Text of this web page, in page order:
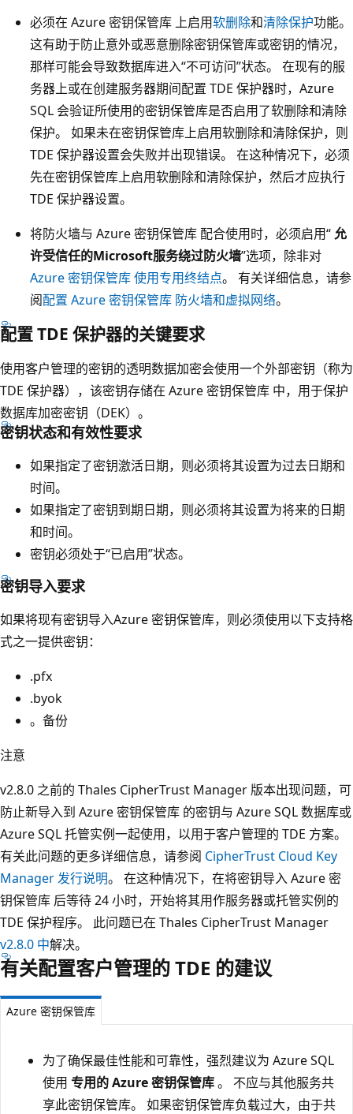
必须在 Azure 密钥保管库 上启用软删除和清除保护功能。
这有助于防止意外或恶意删除密钥保管库或密钥的情况，
那样可能会导致数据库进入“不可访问”状态。
在现有的服
务器上或在创建服务器期间配置 TDE 保护器时，Azure
SQL 会验证所使用的密钥保管库是否启用了软删除和清除
保护。 如果未在密钥保管库上启用软删除和清除保护，则
TDE 保护器设置会失败并出现错误。 在这种情况下，必须
先在密钥保管库上启用软删除和清除保护，然后才应执行
TDE 保护器设置。
将防火墙与 Azure 密钥保管库 配合使用时，必须启用“ 允
许受信任的Microsoft服务绕过防火墙”选项，除非对
Azure 密钥保管库 使用专用终结点。 有关详细信息，请参
阅配置 Azure 密钥保管库 防火墙和虚拟网络。
配置 TDE 保护器的关键要求
使用客户管理的密钥的透明数据加密会使用一个外部密钥（称为
TDE 保护器），该密钥存储在 Azure 密钥保管库 中，用于保护
数据库加密密钥（DEK）。
密钥状态和有效性要求
如果指定了密钥激活日期，则必须将其设置为过去日期和
时间。
如果指定了密钥到期日期，则必须将其设置为将来的日期
和时间。
密钥必须处于“已启用”状态。
密钥导入要求
如果将现有密钥导入Azure 密钥保管库，则必须使用以下支持格
式之一提供密钥：
.pfx
.byok
。备份
注意
v2.8.0 之前的 Thales CipherTrust Manager 版本出现问题，可
防止新导入到 Azure 密钥保管库 的密钥与 Azure SQL 数据库或
Azure SQL 托管实例一起使用，以用于客户管理的 TDE 方案。
有关此问题的更多详细信息，请参阅 CipherTrust Cloud Key
Manager 发行说明。 在这种情况下，在将密钥导入 Azure 密
钥保管库 后等待 24 小时，开始将其用作服务器或托管实例的
TDE 保护程序。 此问题已在 Thales CipherTrust Manager
v2.8.0 中解决。
有关配置客户管理的 TDE 的建议
Azure 密钥保管库
为了确保最佳性能和可靠性，强烈建议为 Azure SQL
使用 专用的 Azure 密钥保管库。 不应与其他服务共
享此密钥保管库。 如果密钥保管库负载过大，由于共